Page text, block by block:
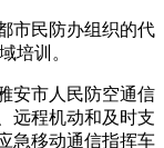
市民防办组织的代
培训。
安市人民防空通信
远程机动和及时支
急移动通信指挥车